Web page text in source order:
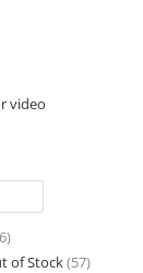
video
of Stock(57)